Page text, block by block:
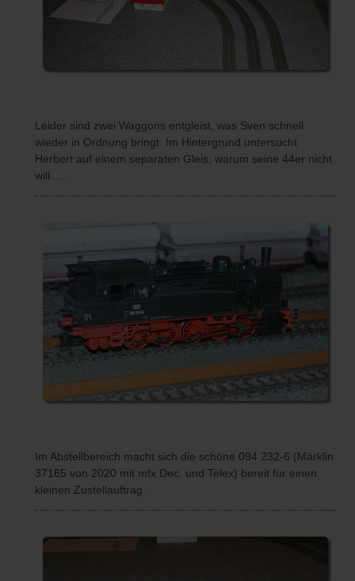
Leider sind zwei Waggons entgleist, was Sven schnell
wieder in Ordnung bringt. Im Hintergrund untersucht
Herbert auf einem separaten Gleis, warum seine 44er nicht
will.....
Im Abstellbereich macht sich die schöne 094 232-6 (Märklin
37165 von 2020 mit mfx Dec. und Telex) bereit für einen
kleinen Zustellauftrag.